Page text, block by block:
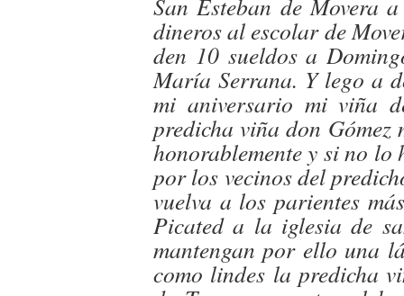
San Esteban de Movera
dineros al escolar de
den 10 sueldos a
María Serrana. Y lego a
mi aniversario mi viña
predicha viña don
honorablemente y si no
por los vecinos del
vuelva a los parientes
Picated a la iglesia de
mantengan por ello una
como lindes la predicha